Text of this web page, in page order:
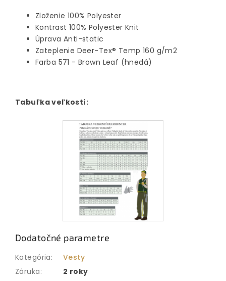
Zloženie 100% Polyester
Kontrast 100% Polyester Knit
Úprava Anti-static
Zateplenie Deer-Tex® Temp 160 g/m2
Farba 571 - Brown Leaf (hnedá)
Tabuľka veľkostí:
Dodatočné parametre
Kategória:
Vesty
Záruka: 2 roky